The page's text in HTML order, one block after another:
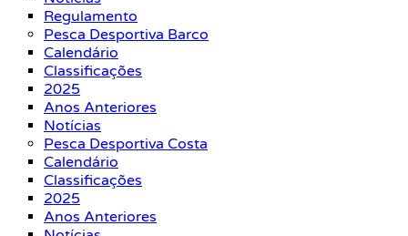
Regulamento
Pesca Desportiva Barco
Calendário
Classificações
2025
Anos Anteriores
Notícias
Pesca Desportiva Costa
Calendário
Classificações
2025
Anos Anteriores